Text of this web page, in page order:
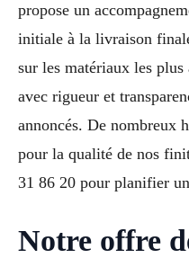
propose un
initiale à la livraison
sur les matériaux les
avec rigueur et
annoncés. De nombreux
pour la qualité de nos
31 86 20 pour planifier
Notre offre